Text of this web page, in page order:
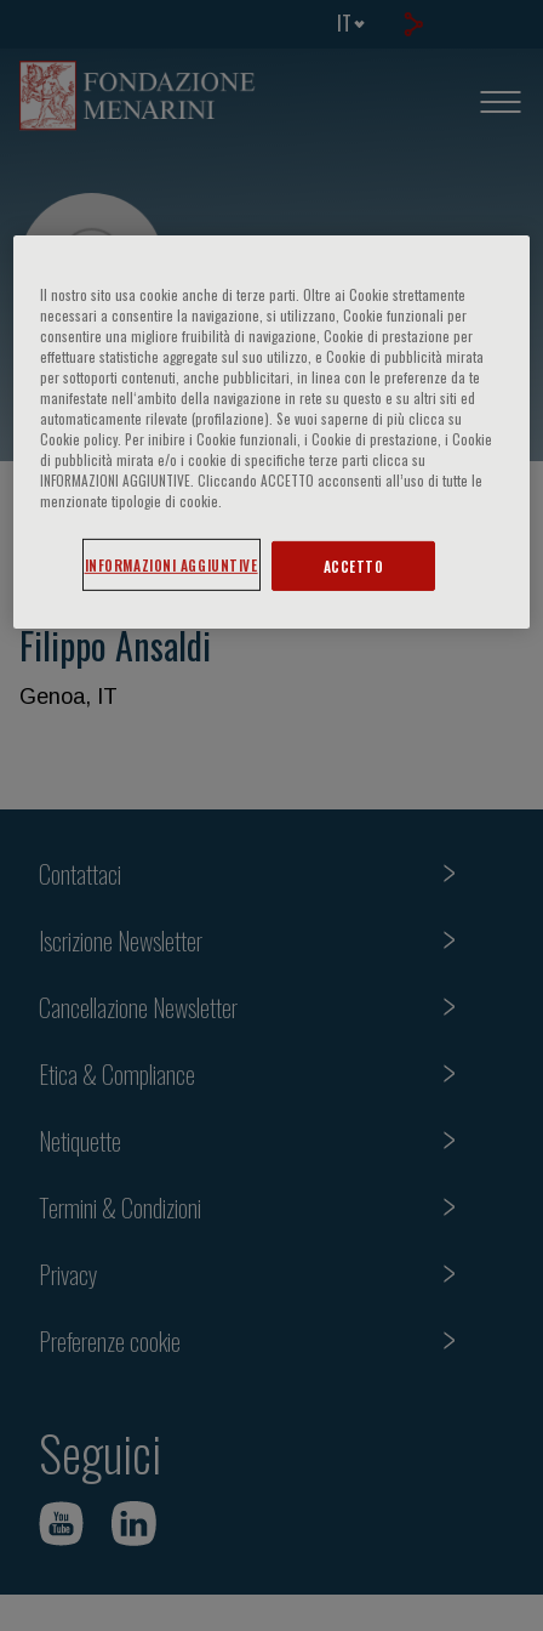
IT
Filippo Ansaldi
HOME PAGE / CORSI ED EVENTI
Filippo Ansaldi
Genoa, IT
Contattaci
Iscrizione Newsletter
Cancellazione Newsletter
Etica & Compliance
Netiquette
Termini & Condizioni
Privacy
Preferenze cookie
Seguici
Il nostro sito usa cookie anche di terze parti. Oltre ai Cookie strettamente
necessari a consentire la navigazione, si utilizzano, Cookie funzionali per
consentire una migliore fruibilità di navigazione, Cookie di prestazione per
effettuare statistiche aggregate sul suo utilizzo, e Cookie di pubblicità mirata
per sottoporti contenuti, anche pubblicitari, in linea con le preferenze da te
manifestate nell‘ambito della navigazione in rete su questo e su altri siti ed
automaticamente rilevate (profilazione). Se vuoi saperne di più clicca su
Cookie policy. Per inibire i Cookie funzionali, i Cookie di prestazione, i Cookie
di pubblicità mirata e/o i cookie di specifiche terze parti clicca su
INFORMAZIONI AGGIUNTIVE. Cliccando ACCETTO acconsenti all’uso di tutte le
menzionate tipologie di cookie.
INFORMAZIONI AGGIUNTIVE ACCETTO